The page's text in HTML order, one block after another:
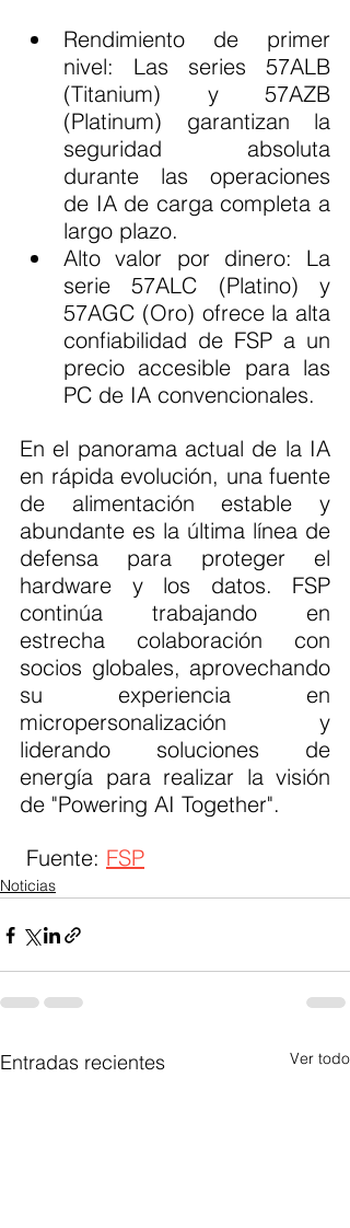
Rendimiento de primer
nivel: Las series 57ALB
(Titanium) y 57AZB
(Platinum) garantizan la
seguridad absoluta
durante las operaciones
de IA de carga completa a
largo plazo.
Alto valor por dinero: La
serie 57ALC (Platino) y
57AGC (Oro) ofrece la alta
confiabilidad de FSP a un
precio accesible para las
PC de IA convencionales.
En el panorama actual de la IA
en rápida evolución, una fuente
de alimentación estable y
abundante es la última línea de
defensa para proteger el
hardware y los datos. FSP
continúa trabajando en
estrecha colaboración con
socios globales, aprovechando
su experiencia en
micropersonalización y
liderando soluciones de
energía para realizar la visión
de "Powering AI Together".
Fuente: FSP
Noticias
Entradas recientes Ver todo